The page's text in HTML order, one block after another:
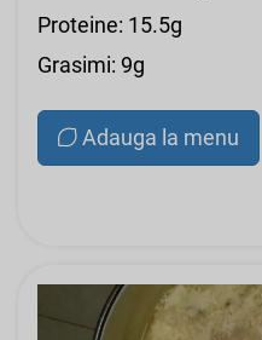
Proteine: 15.5g
Grasimi: 9g
Adauga la menu